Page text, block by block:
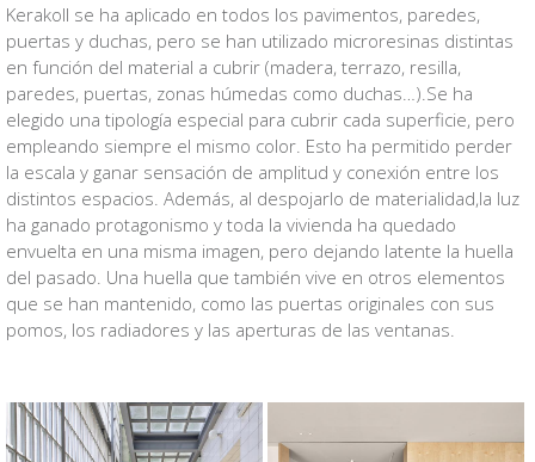
Kerakoll se ha aplicado en todos los pavimentos, paredes,
puertas y duchas, pero se han utilizado microresinas distintas
en función del material a cubrir (madera, terrazo, resilla,
paredes, puertas, zonas húmedas como duchas…).Se ha
elegido una tipología especial para cubrir cada superficie, pero
empleando siempre el mismo color. Esto ha permitido perder
la escala y ganar sensación de amplitud y conexión entre los
distintos espacios. Además, al despojarlo de materialidad,la luz
ha ganado protagonismo y toda la vivienda ha quedado
envuelta en una misma imagen, pero dejando latente la huella
del pasado. Una huella que también vive en otros elementos
que se han mantenido, como las puertas originales con sus
pomos, los radiadores y las aperturas de las ventanas.